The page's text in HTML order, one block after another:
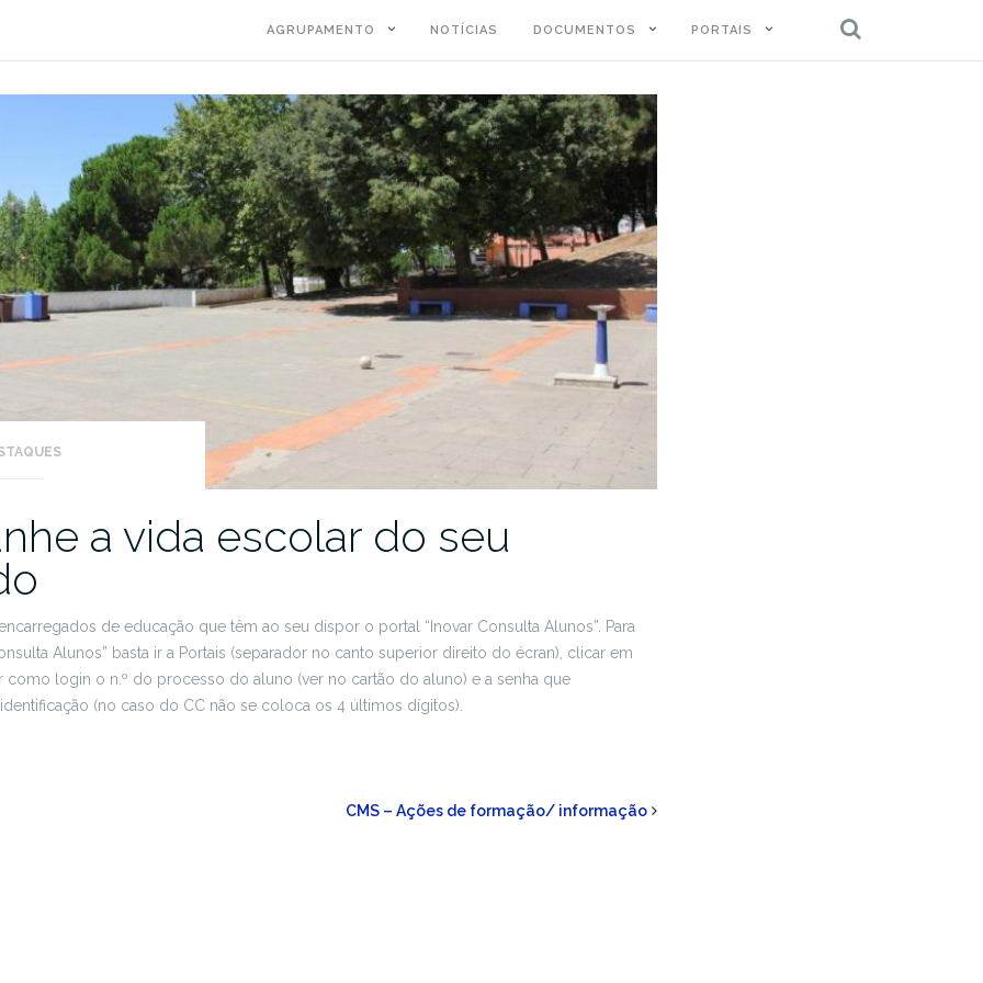
AGRUPAMENTO NOTÍCIAS DOCUMENTOS PORTAIS
a vida escolar do seu
de educação que têm ao seu dispor o portal “Inovar Consulta Alunos”. Para
Alunos” basta ir a Portais (separador no canto superior direito do écran), clicar em
como login o n.º do processo do aluno (ver no cartão do aluno) e a senha que
(no caso do CC não se coloca os 4 últimos dígitos).
CMS – Ações de formação/ informação